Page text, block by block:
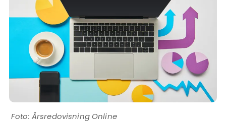
Årsredovisning Online